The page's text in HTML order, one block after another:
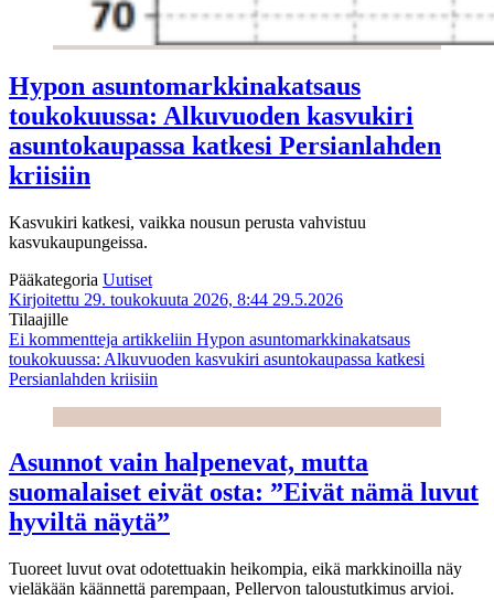
Hypon asuntomarkkinakatsaus
toukokuussa: Alkuvuoden kasvukiri
asuntokaupassa katkesi Persianlahden
kriisiin
Kasvukiri katkesi, vaikka nousun perusta vahvistuu
kasvukaupungeissa.
Pääkategoria Uutiset
Kirjoitettu 29. toukokuuta 2026, 8:44 29.5.2026
Tilaajille
Ei kommentteja artikkeliin Hypon asuntomarkkinakatsaus
toukokuussa: Alkuvuoden kasvukiri asuntokaupassa katkesi
Persianlahden kriisiin
Asunnot vain halpenevat, mutta
suomalaiset eivät osta: ”Eivät nämä luvut
hyviltä näytä”
Tuoreet luvut ovat odotettuakin heikompia, eikä markkinoilla näy
vieläkään käännettä parempaan, Pellervon taloustutkimus arvioi.